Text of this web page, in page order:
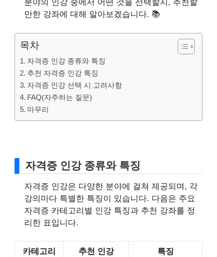
분야의 인강 중에서 어떤 것을 선택할지, 추천할
만한 강좌에 대해 알아보겠습니다. 📚
목차
자격증 인강 종류와 특징
추천 자격증 인강 특징
자격증 인강 선택 시 고려사항
FAQ(자주하는 질문)
마무리
자격증 인강 종류와 특징
자격증 인강은 다양한 분야에 걸쳐 제공되며, 각
강의마다 특별한 특징이 있습니다. 다음은 주요
자격증 카테고리별 인강 특징과 추천 강좌를 정
리한 표입니다.
카테고리 추천 인강 특징